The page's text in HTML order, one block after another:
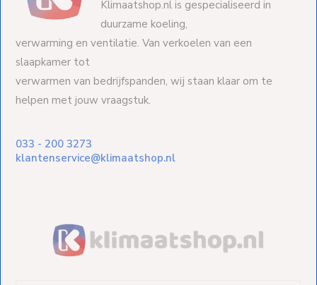
Klimaatshop.nl is gespecialiseerd in
duurzame koeling,
verwarming en ventilatie. Van verkoelen van een
slaapkamer tot
verwarmen van bedrijfspanden, wij staan klaar om te
helpen met jouw vraagstuk.
033 - 200 3273
klantenservice@klimaatshop.nl